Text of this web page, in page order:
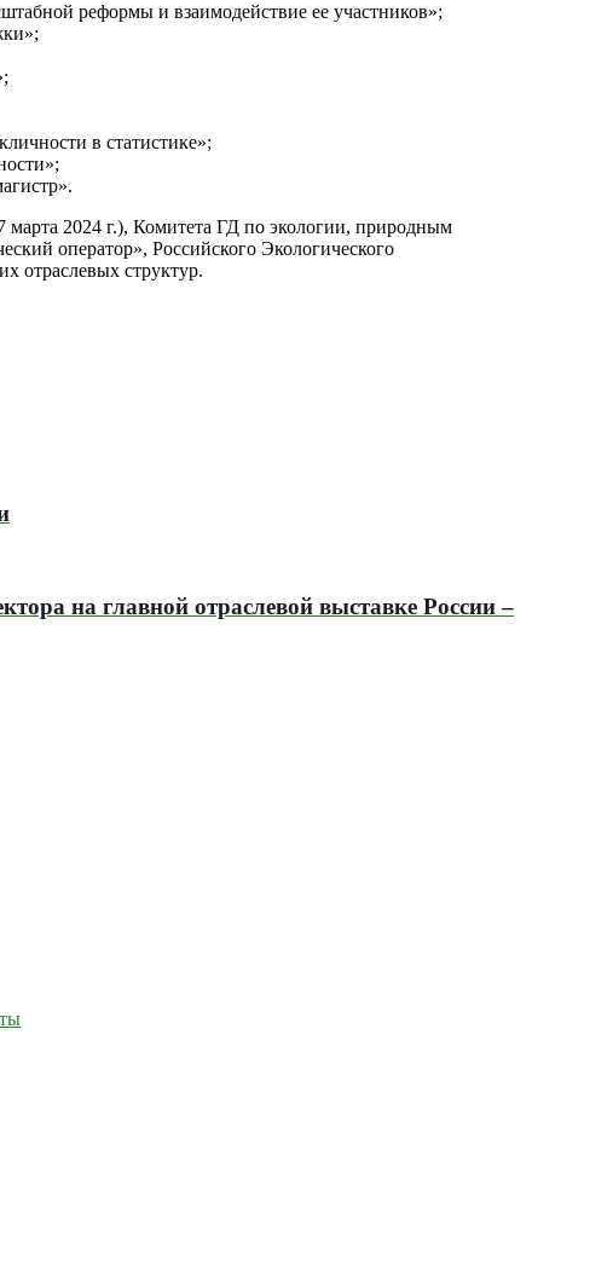
реформы и взаимодействие ее участников»;
в статистике»;
2024 г.), Комитета ГД по экологии, природным
оператор», Российского Экологического
отраслевых структур.
на главной отраслевой выставке России –